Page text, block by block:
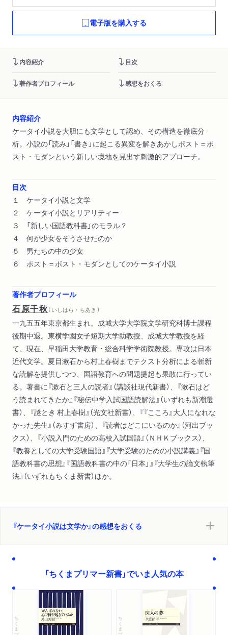
電子版を購入する
内容紹介 目次
著作者プロフィール 感想をおくる
内容紹介
ケータイ小説を大胆にも文学として認め、その構造を徹底分
析。小説の「読み」「書き」に起こる異変を解きあかしポスト＝ポ
スト・モダンという新しい境地を見出す刺激的アプローチ。
目次
１ ケータイ小説と文学
２ ケータイ小説とリアリティー
３ 「新しい国語教科書」のモラル？
４ 何が少女をそうさせたのか
５ 男たちの中の少女
６ ポスト＝ポスト・モダンとしてのケータイ小説
著作者プロフィール
石原千秋（ いしはら・ちあき ）
一九五五年東京都生まれ。成城大学大学院文学研究科博士課程
後期中退。東横学園女子短期大学助教授、成城大学教授を経
て、現在、早稲田大学教育・総合科学学術院教授。専攻は日本
近代文学。夏目漱石から村上春樹までテクスト分析による斬新
な読解を提供しつつ、国語教育への問題提起も果敢に行ってい
る。著書に『漱石と三人の読者』（講談社現代新書）、『漱石はど
う読まれてきたか』『秘伝中学入試国語読解法』（いずれも新潮選
書）、『謎とき 村上春樹』（光文社新書）、『『こころ』大人になれな
かった先生』（みすず書房）、『読者はどこにいるのか』（河出ブッ
クス）、『小説入門のための高校入試国語』（ＮＨＫブックス）、
『教養としての大学受験国語』『大学受験のための小説講義』『国
語教科書の思想』『国語教科書の中の「日本」』『大学生の論文執筆
法』（いずれもちくま新書）ほか。
『ケータイ小説は文学か』の感想をおくる
「ちくまプリマー新書」でいま人気の本
ちくまプリマー新書 ちくまプリマー新書